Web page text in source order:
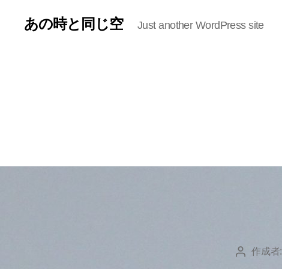
あの時と同じ空 Just another WordPress site
投
作成者: